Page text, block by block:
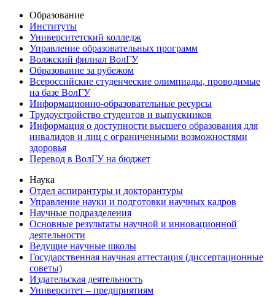
Образование
Институты
Университетский колледж
Управление образовательных программ
Волжский филиал ВолГУ
Образование за рубежом
Всероссийские студенческие олимпиады, проводимые
на базе ВолГУ
Информационно-образовательные ресурсы
Трудоустройство студентов и выпускников
Информация о доступности высшего образования для
инвалидов и лиц с ограниченными возможностями
здоровья
Перевод в ВолГУ на бюджет
Наука
Отдел аспирантуры и докторантуры
Управление науки и подготовки научных кадров
Научные подразделения
Основные результаты научной и инновационной
деятельности
Ведущие научные школы
Государственная научная аттестация (диссертационные
советы)
Издательская деятельность
Университет – предприятиям